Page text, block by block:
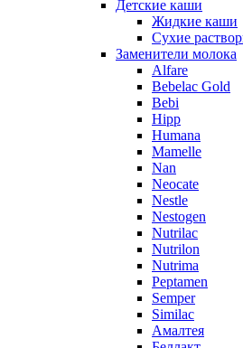
Детские каши
Жидкие каши
Сухие
Заменители молока
Alfare
Bebelac Gold
Bebi
Hipp
Humana
Mamelle
Nan
Neocate
Nestle
Nestogen
Nutrilac
Nutrilon
Nutrima
Peptamen
Semper
Similac
Амалтея